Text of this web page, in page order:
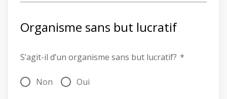
Organisme sans but lucratif
S’agit-il d’un organisme sans but lucratif? *
Non Oui